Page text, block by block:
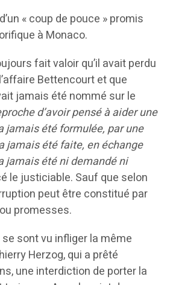
« coup de pouce » promis
à Monaco.
fait valoir qu’il avait perdu
Bettencourt et que
jamais été nommé sur le
d’avoir pensé à aider une
jamais été formulée, par une
jamais été faite, en échange
jamais été ni demandé ni
le justiciable. Sauf que selon
peut être constitué par
promesses.
sont vu infliger la même
Herzog, qui a prêté
une interdiction de porter la